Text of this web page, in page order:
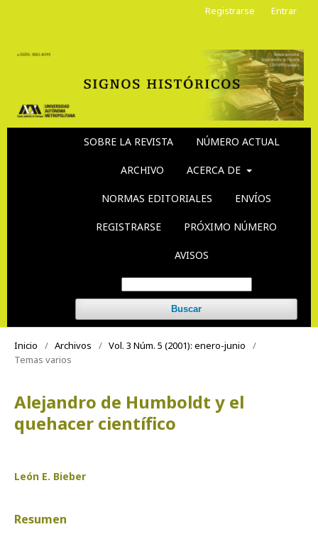
SOBRE LA REVISTA NÚMERO ACTUAL
ARCHIVO ACERCA DE
NORMAS EDITORIALES ENVÍOS
REGISTRARSE PRÓXIMO NÚMERO
AVISOS
Buscar
Registrarse Entrar
Inicio / Archivos / Vol. 3 Núm. 5 (2001): enero-junio
/
Temas varios
Alejandro de Humboldt y el
quehacer científico
León E. Bieber
Resumen